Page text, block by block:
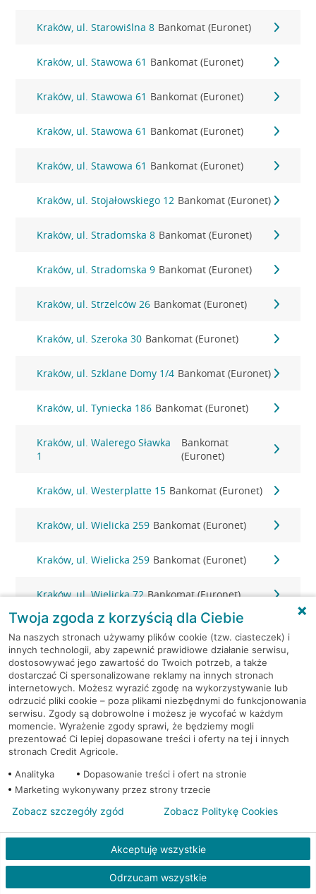
Kraków, ul. Starowiślna 8 Bankomat (Euronet)
Kraków, ul. Stawowa 61 Bankomat (Euronet)
Kraków, ul. Stawowa 61 Bankomat (Euronet)
Kraków, ul. Stawowa 61 Bankomat (Euronet)
Kraków, ul. Stawowa 61 Bankomat (Euronet)
Kraków, ul. Stojałowskiego 12 Bankomat (Euronet)
Kraków, ul. Stradomska 8 Bankomat (Euronet)
Kraków, ul. Stradomska 9 Bankomat (Euronet)
Kraków, ul. Strzelców 26 Bankomat (Euronet)
Kraków, ul. Szeroka 30 Bankomat (Euronet)
Kraków, ul. Szklane Domy 1/4 Bankomat (Euronet)
Kraków, ul. Tyniecka 186 Bankomat (Euronet)
Kraków, ul. Walerego Sławka
1
Bankomat
(Euronet)
Kraków, ul. Westerplatte 15 Bankomat (Euronet)
Kraków, ul. Wielicka 259 Bankomat (Euronet)
Kraków, ul. Wielicka 259 Bankomat (Euronet)
Kraków, ul. Wielicka 72 Bankomat (Euronet)
Kraków, ul. Wielicka 72 Bankomat (Euronet)
Kraków, ul. Wielicka 72 Bankomat (Euronet)
Kraków, ul. Wielicka 79 Bankomat (Euronet)
Kraków, ul. Wiślna 6 Bankomat (Euronet)
Kraków, ul. Włoska 2 Bankomat (Euronet)
Kraków, ul. Wysłouchów 1 Bankomat (Euronet)
Kraków, ul. Zakopiańska 105 Bankomat (Euronet)
Twoja zgoda z korzyścią dla Ciebie
Na naszych stronach używamy plików cookie (tzw. ciasteczek) i
innych technologii, aby zapewnić prawidłowe działanie serwisu,
dostosowywać jego zawartość do Twoich potrzeb, a także
dostarczać Ci spersonalizowane reklamy na innych stronach
internetowych. Możesz wyrazić zgodę na wykorzystywanie lub
odrzucić pliki cookie – poza plikami niezbędnymi do funkcjonowania
serwisu. Zgody są dobrowolne i możesz je wycofać w każdym
momencie. Wyrażenie zgody sprawi, że będziemy mogli
prezentować Ci lepiej dopasowane treści i oferty na tej i innych
stronach Credit Agricole.
Analityka
Dopasowanie treści i ofert na stronie
Marketing wykonywany przez strony trzecie
Akceptuję wszystkie
Odrzucam wszystkie
Zobacz szczegóły zgód Zobacz Politykę Cookies